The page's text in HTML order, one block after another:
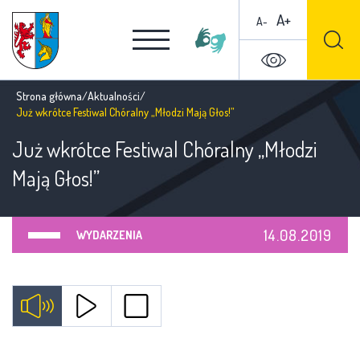
A- A+
Strona główna/Aktualności/
Już wkrótce Festiwal Chóralny „Młodzi Mają Głos!”
Już wkrótce Festiwal Chóralny „Młodzi
Mają Głos!”
WYDARZENIA 14.08.2019